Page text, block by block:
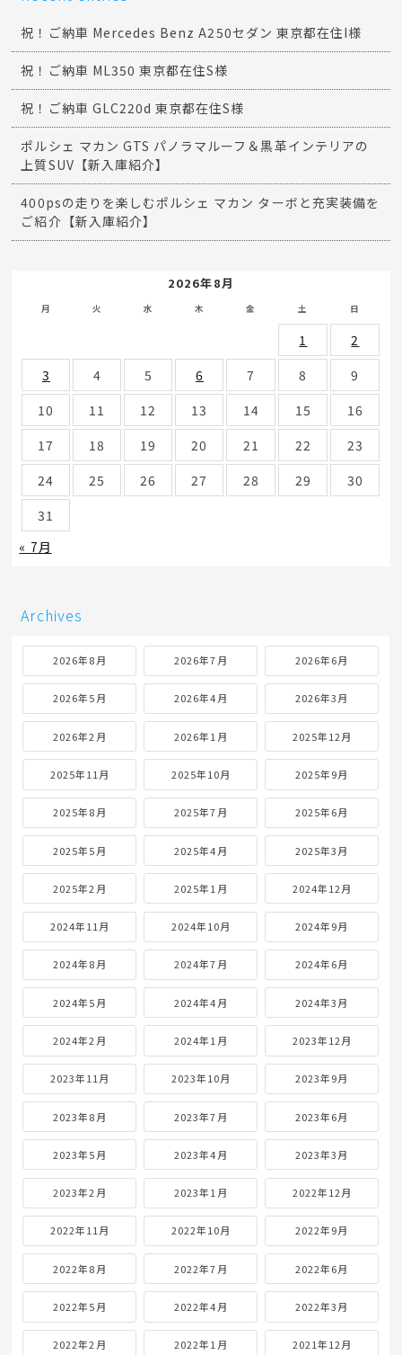
祝！ご納車 Mercedes Benz A250セダン 東京都在住I様
祝！ご納車 ML350 東京都在住S様
祝！ご納車 GLC220d 東京都在住S様
ポルシェ マカン GTS パノラマルーフ＆黒革インテリアの
上質SUV【新入庫紹介】
400psの走りを楽しむポルシェ マカン ターボと充実装備を
ご紹介【新入庫紹介】
2026年8月
月 火 水 木 金 土 日
1
2
3
4 5 6 7 8
9
10
11 12 13 14 15
16
17
18 19 20 21 22
23
24
25 26 27 28 29
30
31
« 7月
Archives
2026年8月 2026年7月 2026年6月
2026年5月 2026年4月 2026年3月
2026年2月 2026年1月 2025年12月
2025年11月 2025年10月 2025年9月
2025年8月 2025年7月 2025年6月
2025年5月 2025年4月 2025年3月
2025年2月 2025年1月 2024年12月
2024年11月 2024年10月 2024年9月
2024年8月 2024年7月 2024年6月
2024年5月 2024年4月 2024年3月
2024年2月 2024年1月 2023年12月
2023年11月 2023年10月 2023年9月
2023年8月 2023年7月 2023年6月
2023年5月 2023年4月 2023年3月
2023年2月 2023年1月 2022年12月
2022年11月 2022年10月 2022年9月
2022年8月 2022年7月 2022年6月
2022年5月 2022年4月 2022年3月
2022年2月 2022年1月 2021年12月